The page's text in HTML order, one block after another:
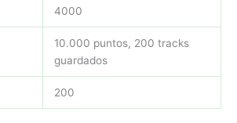
4000
10.000 puntos, 200 tracks
guardados
200